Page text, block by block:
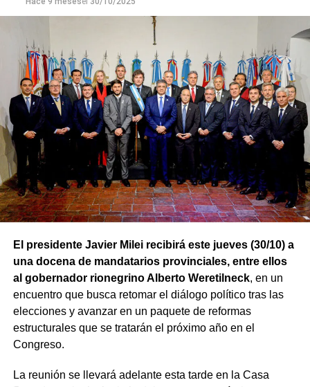
El presidente Javier Milei recibirá este jueves (30/10) a
una docena de mandatarios provinciales, entre ellos
al gobernador rionegrino Alberto Weretilneck, en un
encuentro que busca retomar el diálogo político tras las
elecciones y avanzar en un paquete de reformas
estructurales que se tratarán el próximo año en el
Congreso.
La reunión se llevará adelante esta tarde en la Casa